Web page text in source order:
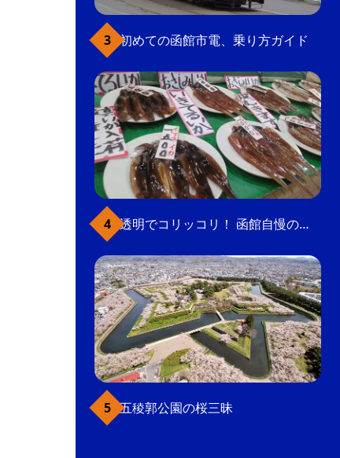
初めての函館市電、乗り方ガイド
透明でコリッコリ！ 函館自慢のいかをどうぞ
五稜郭公園の桜三昧